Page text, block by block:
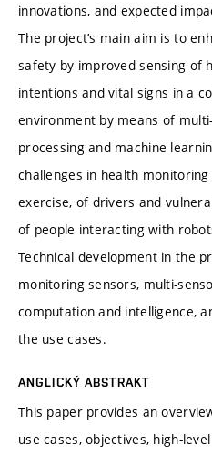
innovations, and expected
The project’s main aim is to
safety by improved sensing of
intentions and vital signs in a
environment by means of
processing and machine
challenges in health
exercise, of drivers and
of people interacting with
Technical development in the
monitoring sensors, multi-
computation and intelligence,
the use cases.
ANGLICKÝ ABSTRAKT
This paper provides an
use cases, objectives, high-